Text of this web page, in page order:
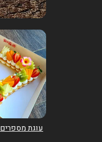
עוגת מספרים